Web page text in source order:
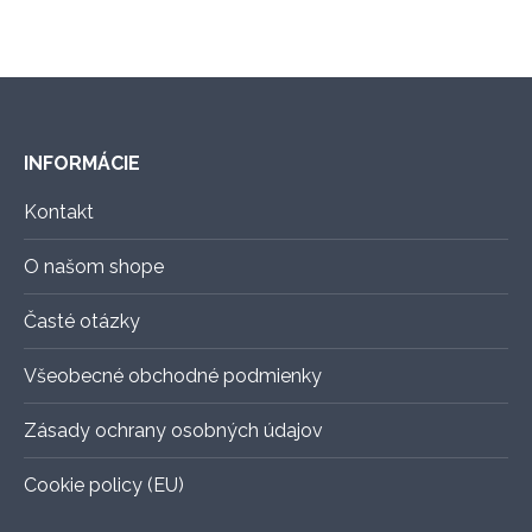
si
produktu.
INFORMÁCIE
Kontakt
O našom shope
Časté otázky
Všeobecné obchodné podmienky
Zásady ochrany osobných údajov
Cookie policy (EU)